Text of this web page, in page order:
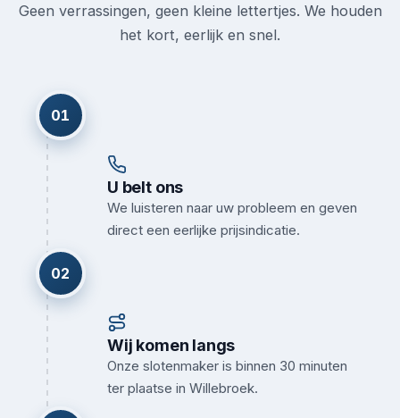
Geen verrassingen, geen kleine lettertjes. We houden
het kort, eerlijk en snel.
01
U belt ons
We luisteren naar uw probleem en geven
direct een eerlijke prijsindicatie.
02
Wij komen langs
Onze slotenmaker is binnen 30 minuten
ter plaatse in Willebroek.